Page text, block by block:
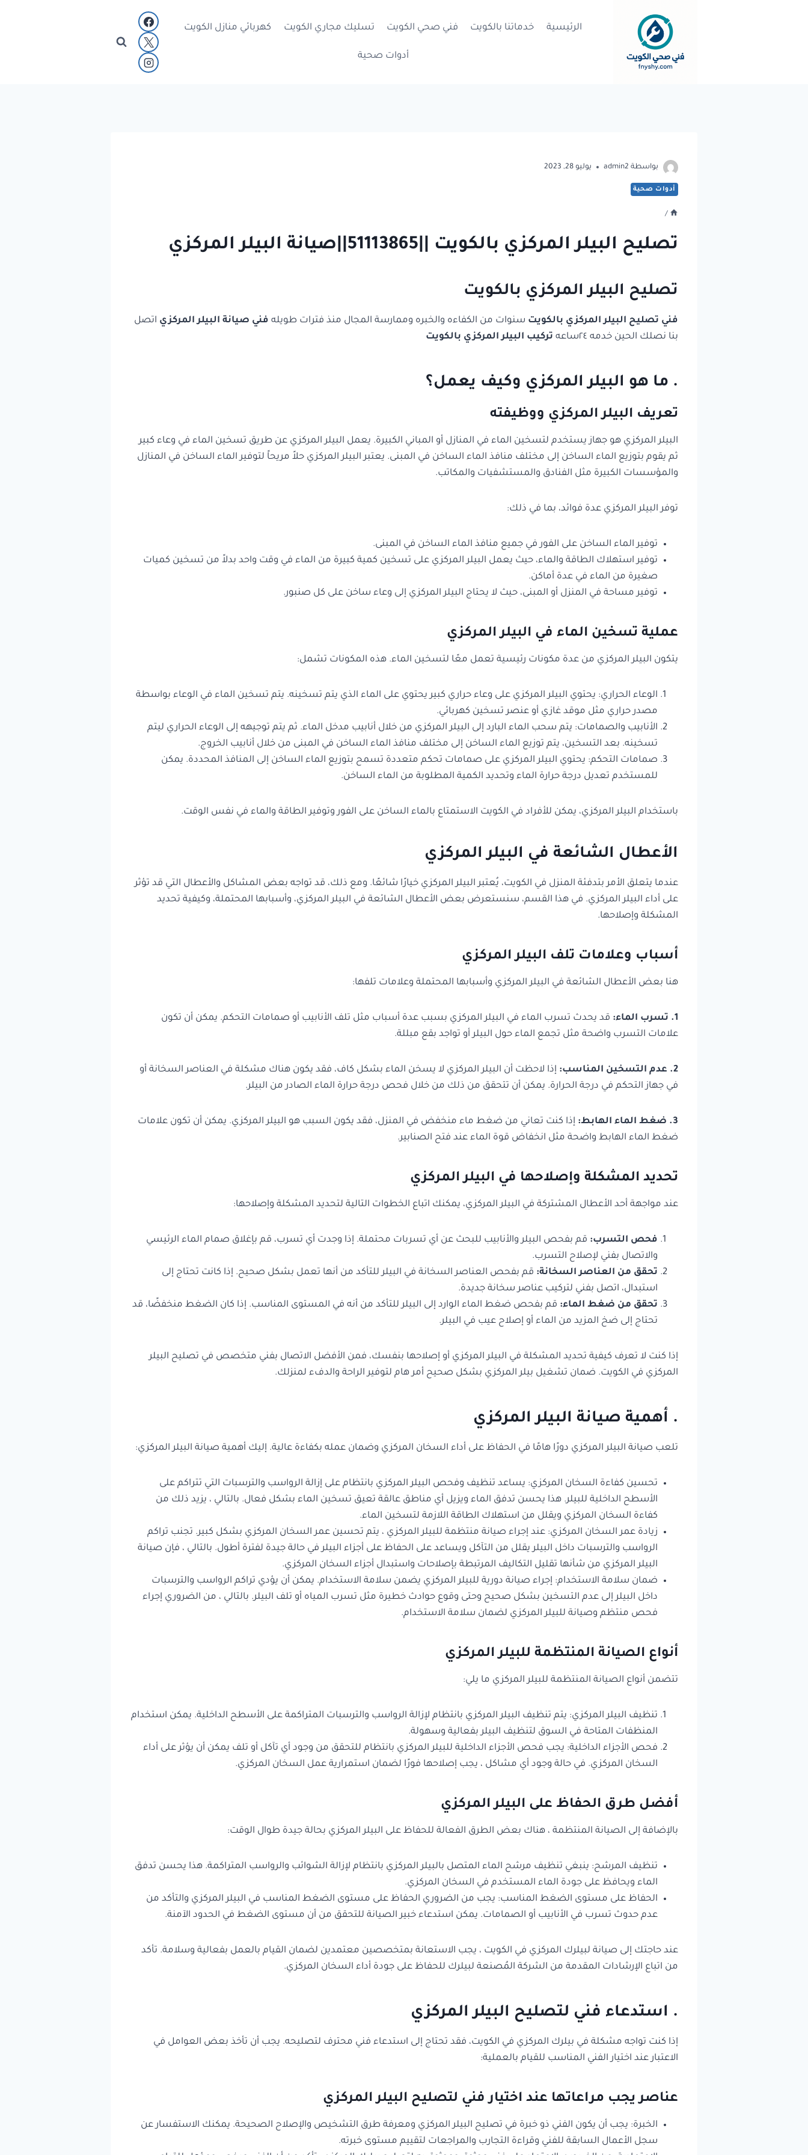
الرئيسية خدماتنا بالكويت فني صحي الكويت تسليك مجاري الكويت كهربائي منازل الكويت
أدوات صحية
بواسطة admin2 يوليو 28, 2023
أدوات صحية
/
تصليح البيلر المركزي بالكويت ||51113865||صيانة البيلر المركزي
تصليح البيلر المركزي بالكويت
فني تصليح البيلر المركزي بالكويت سنوات من الكفاءه والخبره وممارسة المجال منذ فترات طويله فني صيانة البيلر المركزي اتصل
بنا نصلك الحين خدمه ٢٤ساعه
تركيب البيلر المركزي بالكويت
. ما هو البيلر المركزي وكيف يعمل؟
تعريف البيلر المركزي ووظيفته
البيلر المركزي هو جهاز يستخدم لتسخين الماء في المنازل أو المباني الكبيرة. يعمل البيلر المركزي عن طريق تسخين الماء في وعاء كبير
ثم يقوم بتوزيع الماء الساخن إلى مختلف منافذ الماء الساخن في المبنى. يعتبر البيلر المركزي حلاً مريحاً لتوفير الماء الساخن في المنازل
والمؤسسات الكبيرة مثل الفنادق والمستشفيات والمكاتب.
توفر البيلر المركزي عدة فوائد، بما في ذلك:
توفير الماء الساخن على الفور في جميع منافذ الماء الساخن في المبنى.
توفير استهلاك الطاقة والماء، حيث يعمل البيلر المركزي على تسخين كمية كبيرة من الماء في وقت واحد بدلاً من تسخين كميات
صغيرة من الماء في عدة أماكن.
توفير مساحة في المنزل أو المبنى، حيث لا يحتاج البيلر المركزي إلى وعاء ساخن على كل صنبور.
عملية تسخين الماء في البيلر المركزي
يتكون البيلر المركزي من عدة مكونات رئيسية تعمل معًا لتسخين الماء. هذه المكونات تشمل:
الوعاء الحراري: يحتوي البيلر المركزي على وعاء حراري كبير يحتوي على الماء الذي يتم تسخينه. يتم تسخين الماء في الوعاء بواسطة
مصدر حراري مثل موقد غازي أو عنصر تسخين كهربائي.
الأنابيب والصمامات: يتم سحب الماء البارد إلى البيلر المركزي من خلال أنابيب مدخل الماء. ثم يتم توجيهه إلى الوعاء الحراري ليتم
تسخينه. بعد التسخين، يتم توزيع الماء الساخن إلى مختلف منافذ الماء الساخن في المبنى من خلال أنابيب الخروج.
صمامات التحكم: يحتوي البيلر المركزي على صمامات تحكم متعددة تسمح بتوزيع الماء الساخن إلى المنافذ المحددة. يمكن
للمستخدم تعديل درجة حرارة الماء وتحديد الكمية المطلوبة من الماء الساخن.
باستخدام البيلر المركزي، يمكن للأفراد في الكويت الاستمتاع بالماء الساخن على الفور وتوفير الطاقة والماء في نفس الوقت.
الأعطال الشائعة في البيلر المركزي
عندما يتعلق الأمر بتدفئة المنزل في الكويت، يُعتبر البيلر المركزي خيارًا شائعًا. ومع ذلك، قد تواجه بعض المشاكل والأعطال التي قد تؤثر
على أداء البيلر المركزي. في هذا القسم، سنستعرض بعض الأعطال الشائعة في البيلر المركزي، وأسبابها المحتملة، وكيفية تحديد
المشكلة وإصلاحها.
أسباب وعلامات تلف البيلر المركزي
هنا بعض الأعطال الشائعة في البيلر المركزي وأسبابها المحتملة وعلامات تلفها:
1. تسرب الماء:
قد يحدث تسرب الماء في البيلر المركزي بسبب عدة أسباب مثل تلف الأنابيب أو صمامات التحكم. يمكن أن تكون
علامات التسرب واضحة مثل تجمع الماء حول البيلر أو تواجد بقع مبللة.
2. عدم التسخين المناسب:
إذا لاحظت أن البيلر المركزي لا يسخن الماء بشكل كاف، فقد يكون هناك مشكلة في العناصر السخانة أو
في جهاز التحكم في درجة الحرارة. يمكن أن تتحقق من ذلك من خلال فحص درجة حرارة الماء الصادر من البيلر.
3. ضغط الماء الهابط:
إذا كنت تعاني من ضغط ماء منخفض في المنزل، فقد يكون السبب هو البيلر المركزي. يمكن أن تكون علامات
ضغط الماء الهابط واضحة مثل انخفاض قوة الماء عند فتح الصنابير.
تحديد المشكلة وإصلاحها في البيلر المركزي
عند مواجهة أحد الأعطال المشتركة في البيلر المركزي، يمكنك اتباع الخطوات التالية لتحديد المشكلة وإصلاحها:
فحص التسرب: قم بفحص البيلر والأنابيب للبحث عن أي تسربات محتملة. إذا وجدت أي تسرب، قم بإغلاق صمام الماء الرئيسي
والاتصال بفني لإصلاح التسرب.
تحقق من العناصر السخانة: قم بفحص العناصر السخانة في البيلر للتأكد من أنها تعمل بشكل صحيح. إذا كانت تحتاج إلى
استبدال، اتصل بفني لتركيب عناصر سخانة جديدة.
تحقق من ضغط الماء: قم بفحص ضغط الماء الوارد إلى البيلر للتأكد من أنه في المستوى المناسب. إذا كان الضغط منخفضًا، قد
تحتاج إلى ضخ المزيد من الماء أو إصلاح عيب في البيلر.
إذا كنت لا تعرف كيفية تحديد المشكلة في البيلر المركزي أو إصلاحها بنفسك، فمن الأفضل الاتصال بفني متخصص في تصليح البيلر
المركزي في الكويت. ضمان تشغيل بيلر المركزي بشكل صحيح أمر هام لتوفير الراحة والدفء لمنزلك.
. أهمية صيانة البيلر المركزي
تلعب صيانة البيلر المركزي دورًا هامًا في الحفاظ على أداء السخان المركزي وضمان عمله بكفاءة عالية. إليك أهمية صيانة البيلر المركزي:
تحسين كفاءة السخان المركزي: يساعد تنظيف وفحص البيلر المركزي بانتظام على إزالة الرواسب والترسبات التي تتراكم على
الأسطح الداخلية للبيلر. هذا يحسن تدفق الماء ويزيل أي مناطق عالقة تعيق تسخين الماء بشكل فعال. بالتالي ، يزيد ذلك من
كفاءة السخان المركزي ويقلل من استهلاك الطاقة اللازمة لتسخين الماء.
زيادة عمر السخان المركزي: عند إجراء صيانة منتظمة للبيلر المركزي ، يتم تحسين عمر السخان المركزي بشكل كبير. تجنب تراكم
الرواسب والترسبات داخل البيلر يقلل من التآكل ويساعد على الحفاظ على أجزاء البيلر في حالة جيدة لفترة أطول. بالتالي ، فإن صيانة
البيلر المركزي من شأنها تقليل التكاليف المرتبطة بإصلاحات واستبدال أجزاء السخان المركزي.
ضمان سلامة الاستخدام: إجراء صيانة دورية للبيلر المركزي يضمن سلامة الاستخدام. يمكن أن يؤدي تراكم الرواسب والترسبات
داخل البيلر إلى عدم التسخين بشكل صحيح وحتى وقوع حوادث خطيرة مثل تسرب المياه أو تلف البيلر. بالتالي ، من الضروري إجراء
فحص منتظم وصيانة للبيلر المركزي لضمان سلامة الاستخدام.
أنواع الصيانة المنتظمة للبيلر المركزي
تتضمن أنواع الصيانة المنتظمة للبيلر المركزي ما يلي:
تنظيف البيلر المركزي: يتم تنظيف البيلر المركزي بانتظام لإزالة الرواسب والترسبات المتراكمة على الأسطح الداخلية. يمكن استخدام
المنظفات المتاحة في السوق لتنظيف البيلر بفعالية وسهولة.
فحص الأجزاء الداخلية: يجب فحص الأجزاء الداخلية للبيلر المركزي بانتظام للتحقق من وجود أي تآكل أو تلف يمكن أن يؤثر على أداء
السخان المركزي. في حالة وجود أي مشاكل ، يجب إصلاحها فورًا لضمان استمرارية عمل السخان المركزي.
أفضل طرق الحفاظ على البيلر المركزي
بالإضافة إلى الصيانة المنتظمة ، هناك بعض الطرق الفعالة للحفاظ على البيلر المركزي بحالة جيدة طوال الوقت:
تنظيف المرشح: ينبغي تنظيف مرشح الماء المتصل بالبيلر المركزي بانتظام لإزالة الشوائب والرواسب المتراكمة. هذا يحسن تدفق
الماء ويحافظ على جودة الماء المستخدم في السخان المركزي.
الحفاظ على مستوى الضغط المناسب: يجب من الضروري الحفاظ على مستوى الضغط المناسب في البيلر المركزي والتأكد من
عدم حدوث تسرب في الأنابيب أو الصمامات. يمكن استدعاء خبير الصيانة للتحقق من أن مستوى الضغط في الحدود الآمنة.
عند حاجتك إلى صيانة لبيلرك المركزي في الكويت ، يجب الاستعانة بمتخصصين معتمدين لضمان القيام بالعمل بفعالية وسلامة. تأكد
من اتباع الإرشادات المقدمة من الشركة المُصنعة لبيلرك للحفاظ على جودة أداء السخان المركزي.
. استدعاء فني لتصليح البيلر المركزي
إذا كنت تواجه مشكلة في بيلرك المركزي في الكويت، فقد تحتاج إلى استدعاء فني محترف لتصليحه. يجب أن تأخذ بعض العوامل في
الاعتبار عند اختيار الفني المناسب للقيام بالعملية:
عناصر يجب مراعاتها عند اختيار فني لتصليح البيلر المركزي
الخبرة: يجب أن يكون الفني ذو خبرة في تصليح البيلر المركزي ومعرفة طرق التشخيص والإصلاح الصحيحة. يمكنك الاستفسار عن
سجل الأعمال السابقة للفني وقراءة التجارب والمراجعات لتقييم مستوى خبرته.